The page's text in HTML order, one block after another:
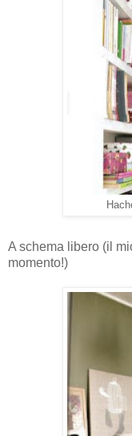
A schema libero (il
momento!)